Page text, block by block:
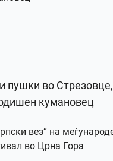
пушки во Стрезовце,
кумановец